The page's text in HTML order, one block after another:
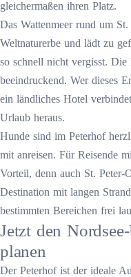
gleichermaßen ihren Platz.
Das Wattenmeer rund um
Weltnaturerbe und lädt zu
so schnell nicht vergisst.
beeindruckend. Wer dieses
ein ländliches Hotel
Urlaub heraus.
Hunde sind im Peterhof
mit anreisen. Für Reisende
Vorteil, denn auch St.
Destination mit langen
bestimmten Bereichen frei
Jetzt den
planen
Der Peterhof ist der ideale